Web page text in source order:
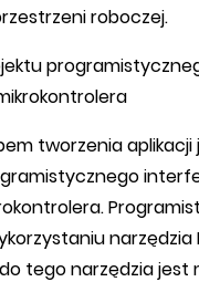
roboczej.
tworzenia
narzędzia
tego narzędzia jest